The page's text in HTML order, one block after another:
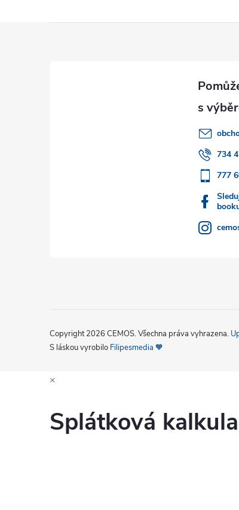
734
777
Copyright 2026 CEMOS. Všechna práva vyhrazena.
S láskou vyrobilo Filipesmedia 🧡
×
Splátková